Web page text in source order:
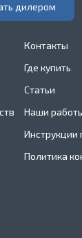
дилером
Контакты
Где купить
Статьи
Наши
Инструкции
Политика